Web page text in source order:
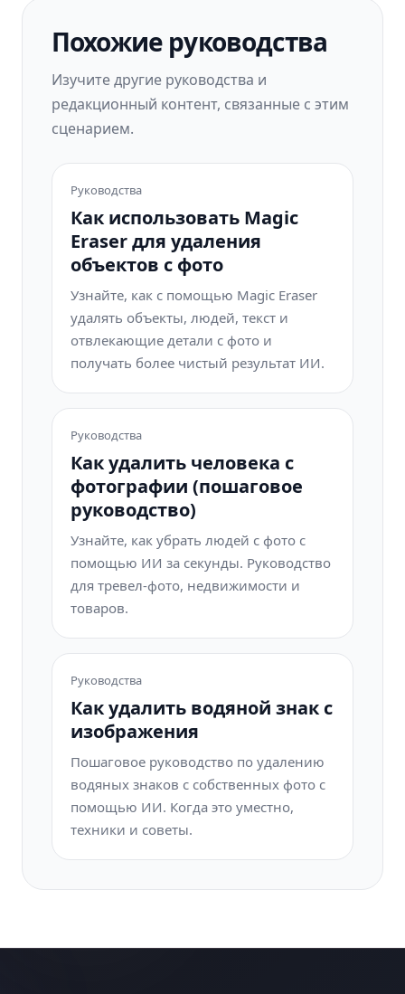
Похожие руководства
Изучите другие руководства и
редакционный контент, связанные с этим
сценарием.
Руководства
Как использовать Magic
Eraser для удаления
объектов с фото
Узнайте, как с помощью Magic Eraser
удалять объекты, людей, текст и
отвлекающие детали с фото и
получать более чистый результат ИИ.
Руководства
Как удалить человека с
фотографии (пошаговое
руководство)
Узнайте, как убрать людей с фото с
помощью ИИ за секунды. Руководство
для тревел-фото, недвижимости и
товаров.
Руководства
Как удалить водяной знак с
изображения
Пошаговое руководство по удалению
водяных знаков с собственных фото с
помощью ИИ. Когда это уместно,
техники и советы.